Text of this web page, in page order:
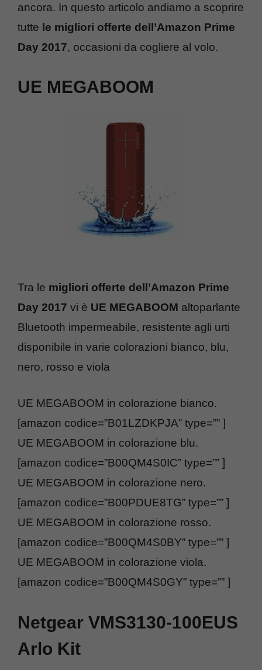
ancora. In questo articolo andiamo a scoprire
tutte le migliori offerte dell’Amazon Prime
Day 2017, occasioni da cogliere al volo.
UE MEGABOOM
Tra le migliori offerte dell’Amazon Prime
Day 2017 vi è UE MEGABOOM altoparlante
Bluetooth impermeabile, resistente agli urti
disponibile in varie colorazioni bianco, blu,
nero, rosso e viola
UE MEGABOOM in colorazione bianco.
[amazon codice=”B01LZDKPJA” type=”” ]
UE MEGABOOM in colorazione blu.
[amazon codice=”B00QM4S0IC” type=”” ]
UE MEGABOOM in colorazione nero.
[amazon codice=”B00PDUE8TG” type=”” ]
UE MEGABOOM in colorazione rosso.
[amazon codice=”B00QM4S0BY” type=”” ]
UE MEGABOOM in colorazione viola.
[amazon codice=”B00QM4S0GY” type=”” ]
Netgear VMS3130-100EUS
Arlo Kit